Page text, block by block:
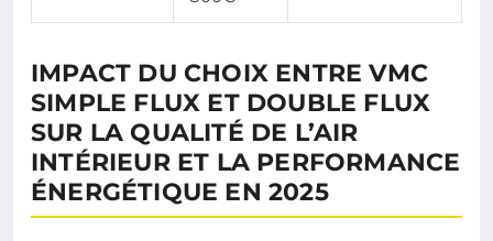
IMPACT DU CHOIX ENTRE VMC
SIMPLE FLUX ET DOUBLE FLUX
SUR LA QUALITÉ DE L’AIR
INTÉRIEUR ET LA PERFORMANCE
ÉNERGÉTIQUE EN 2025